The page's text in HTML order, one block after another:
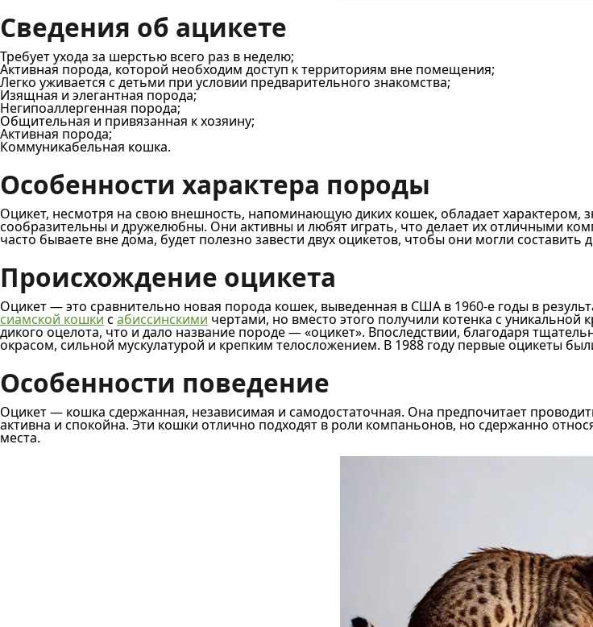
Сведения об ацикете
Требует ухода за шерстью всего раз в неделю;
Активная порода, которой необходим доступ к территориям вне помещения;
Легко уживается с детьми при условии предварительного знакомства;
Изящная и элегантная порода;
Негипоаллергенная порода;
Общительная и привязанная к хозяину;
Активная порода;
Коммуникабельная кошка.
Особенности характера породы
Оцикет, несмотря на свою внешность, напоминающую диких кошек, обладает
сообразительны и дружелюбны. Они активны и любят играть, что делает их отличными
часто бываете вне дома, будет полезно завести двух оцикетов, чтобы они могли составить
Происхождение оцикета
Оцикет — это сравнительно новая порода кошек, выведенная в США в 1960-е годы в
сиамской кошки с абиссинскими чертами, но вместо этого получили котенка с
дикого оцелота, что и дало название породе — «оцикет». Впоследствии, благодаря
окрасом, сильной мускулатурой и крепким телосложением. В 1988 году первые оцикеты
Особенности поведение
Оцикет — кошка сдержанная, независимая и самодостаточная. Она предпочитает
активна и спокойна. Эти кошки отлично подходят в роли компаньонов, но сдержанно
места.